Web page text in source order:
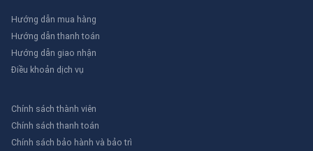
Hướng dẫn mua hàng
Hướng dẫn thanh toán
Hướng dẫn giao nhận
Điều khoản dịch vụ
Chính sách thành viên
Chính sách thanh toán
Chính sách bảo hành và bảo trì